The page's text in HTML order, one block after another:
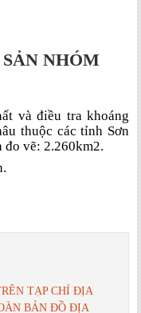
NHÓM
và điều tra khoáng
thuộc các tỉnh Sơn
đo vẽ: 2.260km2.
TẠP CHÍ ĐỊA
BẢN ĐỒ ĐỊA